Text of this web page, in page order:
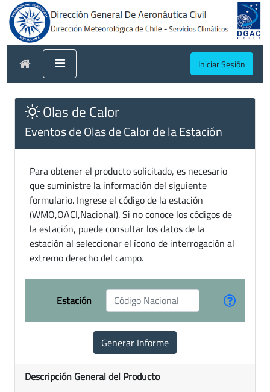
Iniciar Sesión
Olas de Calor
Eventos de Olas de Calor de la Estación
Para obtener el producto solicitado, es necesario
que suministre la información del siguiente
formulario. Ingrese el código de la estación
(WMO,OACI,Nacional). Si no conoce los códigos de
la estación, puede consultar los datos de la
estación al seleccionar el ícono de interrogación al
extremo derecho del campo.
Estación
Descripción General del Producto